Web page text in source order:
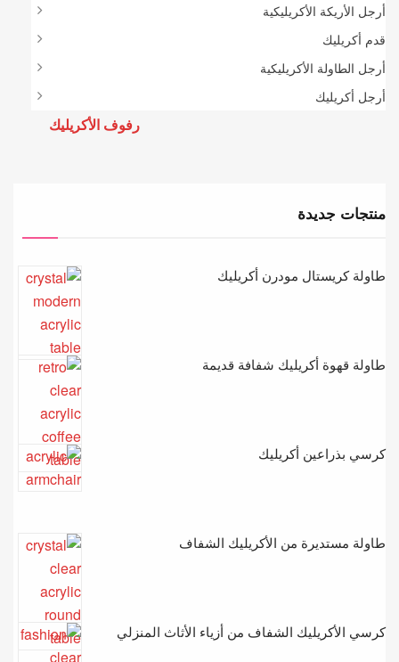
أرجل الأريكة الأكريليكية
قدم أكريليك
أرجل الطاولة الأكريليكية
أرجل أكريليك
رفوف الأكريليك
منتجات جديدة
طاولة كريستال مودرن أكريليك
طاولة قهوة أكريليك شفافة قديمة
كرسي بذراعين أكريليك
طاولة مستديرة من الأكريليك الشفاف
كرسي الأكريليك الشفاف من أزياء الأثاث المنزلي